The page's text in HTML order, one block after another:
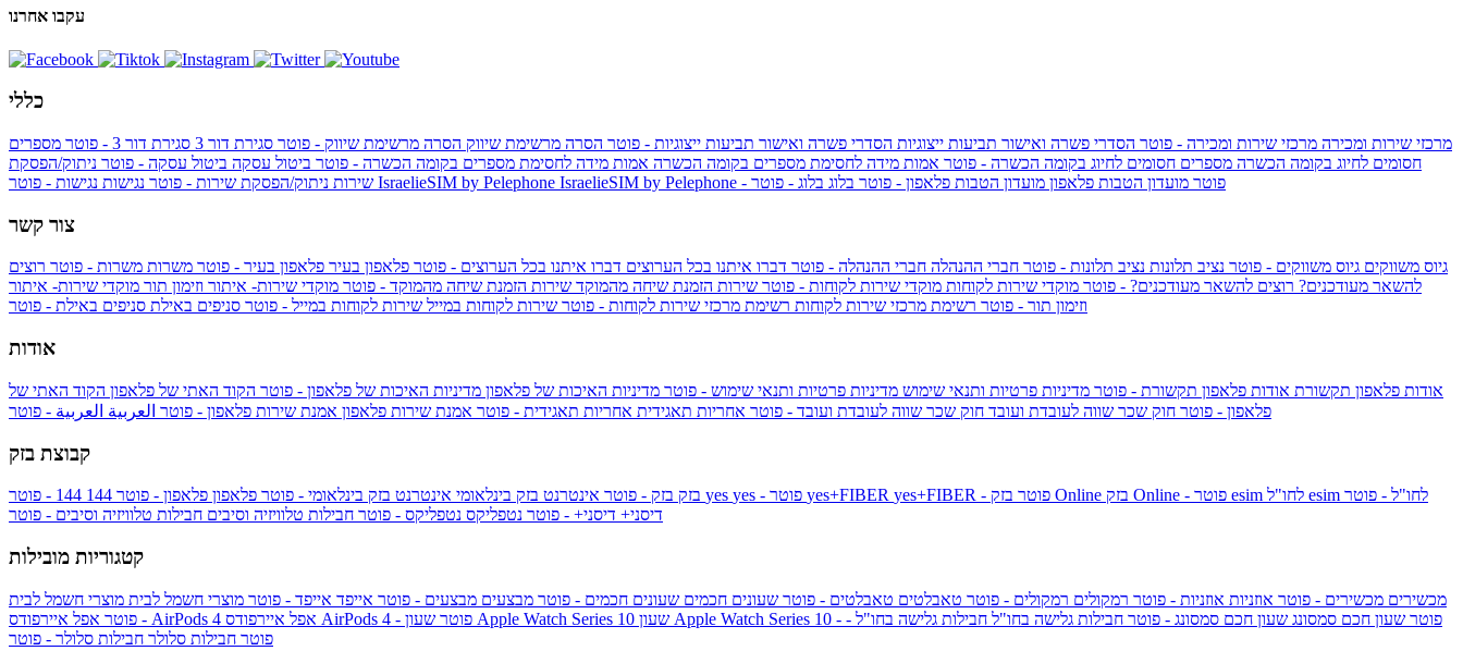
עקבו אחרנו
כללי
מרכזי שירות ומכירה מרכזי שירות ומכירה - פוטר הסדרי פשרה ואישור תביעות ייצוגיות הסדרי פשרה ואישור תביעות ייצוגיות - פוטר הסרה מרשימת שיווק הסרה מרשימת שיווק - פוטר סגירת דור 3 סגירת דור 3 - פוטר
מספרים
חסומים לחיוג בקומה הכשרה מספרים חסומים לחיוג בקומה הכשרה - פוטר אמות מידה לחסימת מספרים בקומה הכשרה אמות מידה לחסימת מספרים בקומה הכשרה - פוטר ביטול עסקה ביטול עסקה - פוטר ניתוק/הפסקת
שירות ניתוק/הפסקת שירות - פוטר נגישות IsraelieSIM by Pelephone IsraelieSIM by Pelephone - פוטר מועדון הטבות פלאפון מועדון הטבות פלאפון - פוטר בלוג בלוג - פוטר
צור קשר
גיוס משווקים גיוס משווקים - פוטר נציב תלונות נציב תלונות - פוטר חברי ההנהלה חברי ההנהלה - פוטר דברו איתנו בכל הערוצים דברו איתנו בכל הערוצים - פוטר פלאפון בעיר פלאפון בעיר - פוטר משרות משרות - פוטר רוצים
להשאר מעודכנים? רוצים להשאר מעודכנים? - פוטר מוקדי שירות לקוחות מוקדי שירות לקוחות - פוטר שירות הזמנת שיחה מהמוקד שירות הזמנת שיחה מהמוקד - פוטר מוקדי שירות- איתור וזימון תור מוקדי שירות- איתור
וזימון תור - פוטר רשימת מרכזי שירות לקוחות רשימת מרכזי שירות לקוחות - פוטר שירות לקוחות במייל שירות לקוחות במייל - פוטר סניפים באילת סניפים באילת - פוטר
אודות
אודות פלאפון תקשורת אודות פלאפון תקשורת - פוטר מדיניות פרטיות ותנאי שימוש מדיניות פרטיות ותנאי שימוש - פוטר מדיניות האיכות של פלאפון מדיניות האיכות של פלאפון - פוטר הקוד האתי של פלאפון הקוד האתי של
פלאפון - פוטר חוק שכר שווה לעובדת ועובד חוק שכר שווה לעובדת ועובד - פוטר אחריות תאגידית אחריות תאגידית - פוטר אמנת שירות פלאפון אמנת שירות פלאפון - פוטר العربية العربية - פוטר
קבוצת בזק
בזק בזק - פוטר אינטרנט בזק בינלאומי אינטרנט בזק בינלאומי - פוטר פלאפון פלאפון - פוטר 144 yes yes+FIBER yes+FIBER - פוטר בזק Online
esim לחו"ל - פוטר
דיסני+ דיסני+ - פוטר נטפליקס נטפליקס - פוטר חבילות טלוויזיה וסיבים חבילות טלוויזיה וסיבים - פוטר
קטגוריות מובילות
מכשירים מכשירים - פוטר אוזניות אוזניות - פוטר רמקולים רמקולים - פוטר טאבלטים טאבלטים - פוטר שעונים חכמים שעונים חכמים - פוטר מבצעים מבצעים - פוטר אייפד אייפד - פוטר מוצרי חשמל לבית מוצרי חשמל לבית
- פוטר אפל איירפודס AirPods 4 אפל איירפודס AirPods 4 - פוטר שעון Apple Watch Series 10 שעון Apple Watch Series 10 - פוטר שעון חכם סמסונג שעון חכם סמסונג - פוטר חבילות גלישה בחו"ל חבילות גלישה בחו"ל -
פוטר חבילות סלולר חבילות סלולר - פוטר